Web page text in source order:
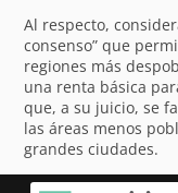
Al respecto,
consenso” que
regiones más
una renta básica
que, a su juicio, se
las áreas menos
grandes ciudades.